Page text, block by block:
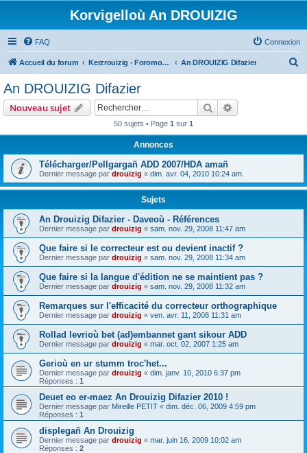
Korvigelloù An DROUIZIG
FAQ Connexion
Accueil du forum Kerzrouizig - Foromoù An Drouizig An DROUIZIG Difazier
e
r
An DROUIZIG Difazier
Nouveau sujet Rechercher
50 sujets • Page 1 sur 1
Annonces
Télécharger/Pellgargañ ADD 2007/HDA amañ
Dernier message par drouizig « dim. avr. 04, 2010 10:24 am
Sujets
An Drouizig Difazier - Daveoù - Références
Dernier message par drouizig « sam. nov. 29, 2008 11:47 am
Que faire si le correcteur est ou devient inactif ?
Dernier message par drouizig « sam. nov. 29, 2008 11:34 am
Que faire si la langue d'édition ne se maintient pas ?
Dernier message par drouizig « sam. nov. 29, 2008 11:32 am
Remarques sur l'efficacité du correcteur orthographique
Dernier message par drouizig « ven. avr. 11, 2008 11:31 am
Rollad levrioù bet (ad)embannet gant sikour ADD
Dernier message par drouizig « mar. oct. 02, 2007 1:25 am
Gerioù en ur stumm troc'het...
Dernier message par drouizig « dim. janv. 10, 2010 6:37 pm
Réponses : 1
Deuet eo er-maez An Drouizig Difazier 2010 !
Dernier message par Mireille PETIT « dim. déc. 06, 2009 4:59 pm
Réponses : 1
displegañ An Drouizig
Dernier message par drouizig « mar. juin 16, 2009 10:02 am
Réponses : 2